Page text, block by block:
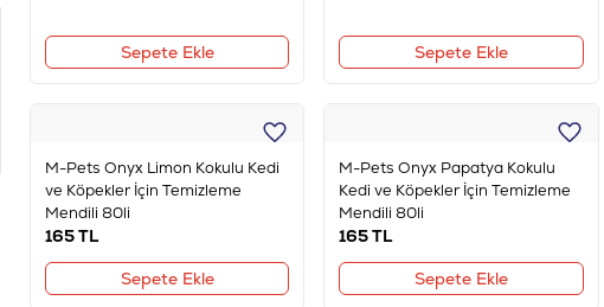
Sepete Ekle Sepete Ekle
M-Pets Onyx Limon Kokulu Kedi
ve Köpekler İçin Temizleme
Mendili 80li
165TL
Sepete Ekle
M-Pets Onyx Papatya Kokulu
Kedi ve Köpekler İçin Temizleme
Mendili 80li
165TL
Sepete Ekle